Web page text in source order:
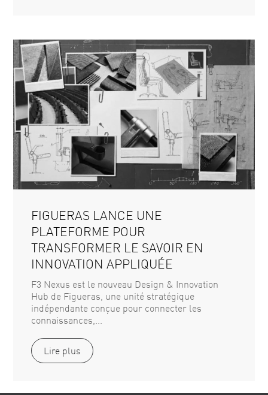
FIGUERAS LANCE UNE
PLATEFORME POUR
TRANSFORMER LE SAVOIR EN
INNOVATION APPLIQUÉE
F3 Nexus est le nouveau Design & Innovation
Hub de Figueras, une unité stratégique
indépendante conçue pour connecter les
connaissances,...
Lire plus